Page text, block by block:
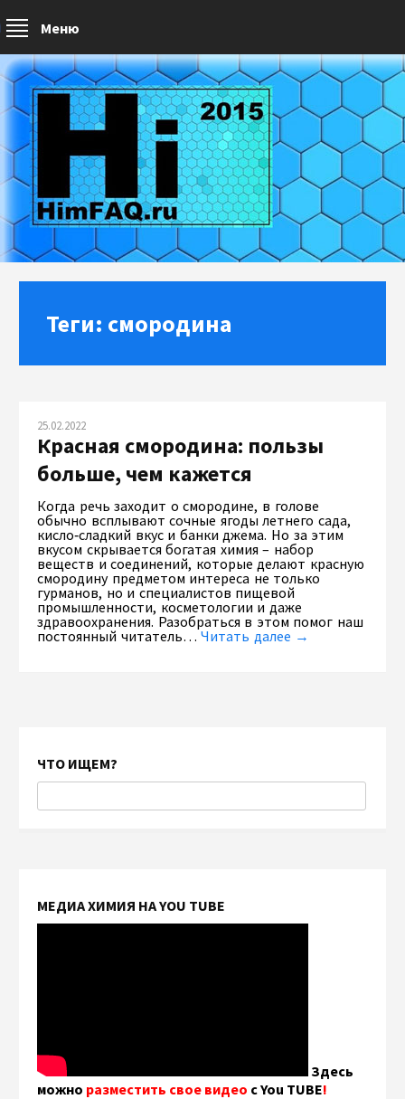
Меню
Теги: смородина
25.02.2022
Красная смородина: пользы
больше, чем кажется
Когда речь заходит о смородине, в голове
обычно всплывают сочные ягоды летнего сада,
кисло‑сладкий вкус и банки джема. Но за этим
вкусом скрывается богатая химия – набор
веществ и соединений, которые делают красную
смородину предметом интереса не только
гурманов, но и специалистов пищевой
промышленности, косметологии и даже
здравоохранения. Разобраться в этом помог наш
постоянный читатель…Читать далее →
ЧТО ИЩЕМ?
МЕДИА ХИМИЯ НА YOU TUBE
Здесь
можно разместить свое видео с You TUBE!